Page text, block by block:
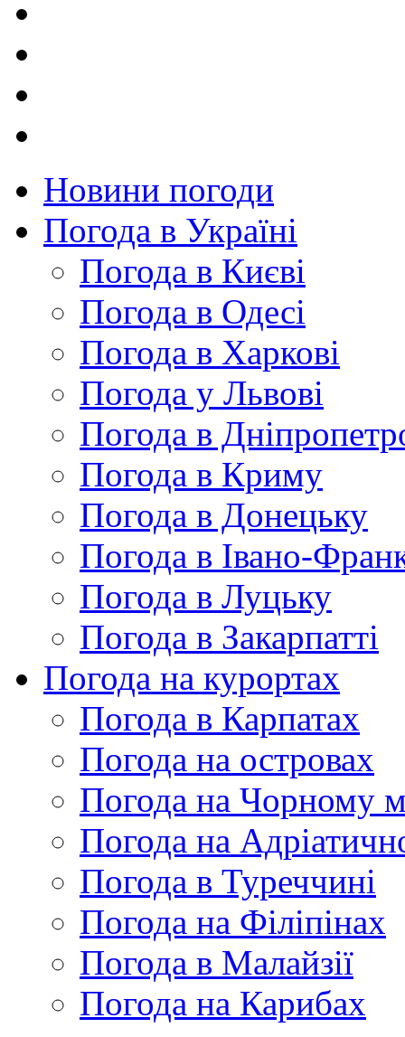
Новини погоди
Погода в Україні
Погода в Києві
Погода в Одесі
Погода в Харкові
Погода у Львові
Погода в
Погода в Криму
Погода в Донецьку
Погода в Івано-
Погода в Луцьку
Погода в Закарпатті
Погода на курортах
Погода в Карпатах
Погода на островах
Погода на Чорному
Погода на
Погода в Туреччині
Погода на Філіпінах
Погода в Малайзії
Погода на Карибах